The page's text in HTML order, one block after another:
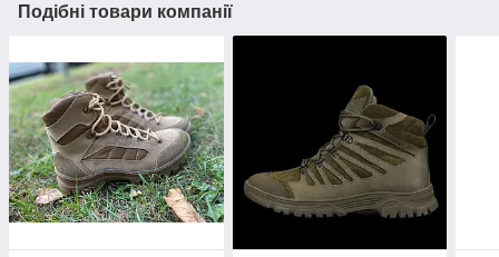
Подібні товари компанії